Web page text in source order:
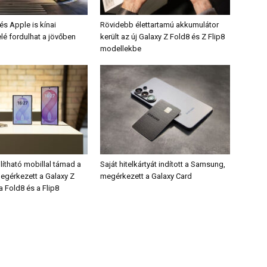
Apple is kínai
fordulhat a jövőben
Rövidebb élettartamú akkumulátor
került az új Galaxy Z Fold8 és Z Flip8
modellekbe
mobillal támad a
a Galaxy Z
Fold8 és a Flip8
Saját hitelkártyát indított a Samsung,
megérkezett a Galaxy Card